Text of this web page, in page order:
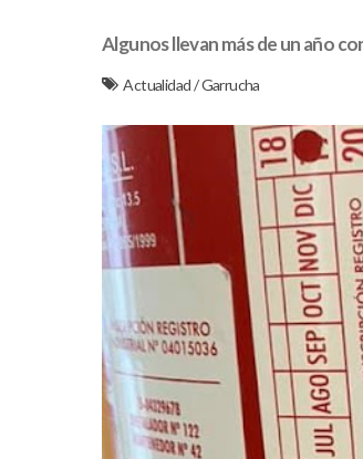
Algunos llevan más de un año
Actualidad/Garrucha